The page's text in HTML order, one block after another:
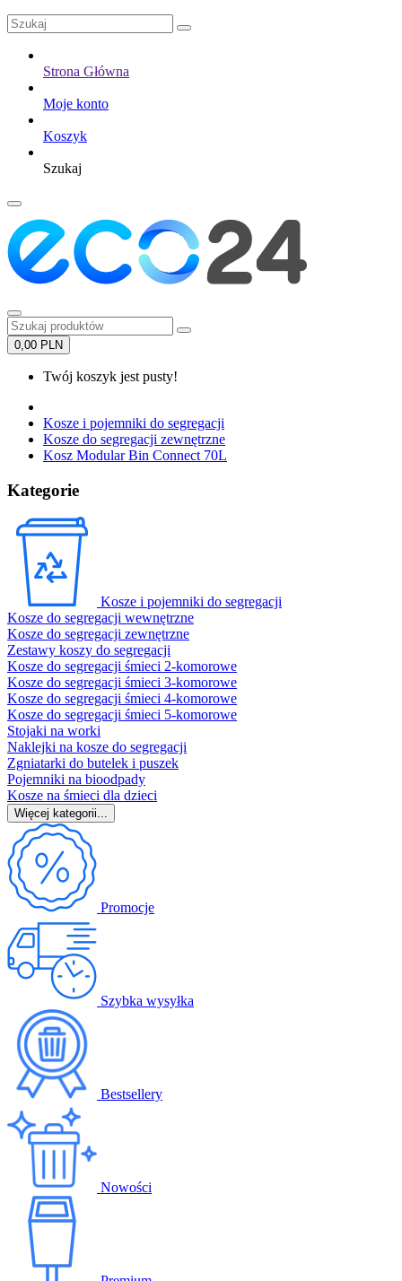
Strona Główna
Moje konto
Koszyk
Szukaj
0,00 PLN
Twój koszyk jest pusty!
Kosze i pojemniki do segregacji
Kosze do segregacji zewnętrzne
Kosz Modular Bin Connect 70L
Kategorie
Kosze i pojemniki do segregacji
Kosze do segregacji wewnętrzne
Kosze do segregacji zewnętrzne
Zestawy koszy do segregacji
Kosze do segregacji śmieci 2-komorowe
Kosze do segregacji śmieci 3-komorowe
Kosze do segregacji śmieci 4-komorowe
Kosze do segregacji śmieci 5-komorowe
Stojaki na worki
Naklejki na kosze do segregacji
Zgniatarki do butelek i puszek
Pojemniki na bioodpady
Kosze na śmieci dla dzieci
Więcej kategorii...
Promocje
Szybka wysyłka
Bestsellery
Nowości